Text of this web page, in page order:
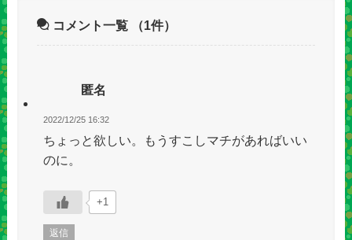
コメント一覧 （1件）
匿名
2022/12/25 16:32
ちょっと欲しい。もうすこしマチがあればいい
のに。
+1
返信